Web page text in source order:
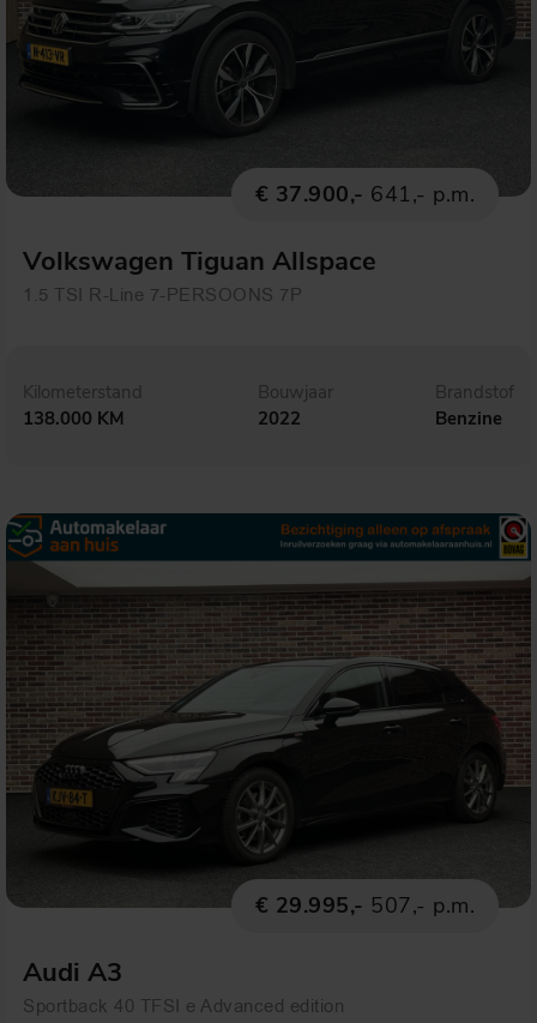
€ 37.900,- 641,- p.m.
Volkswagen Tiguan Allspace
1.5 TSI R-Line 7-PERSOONS 7P
Kilometerstand
138.000 KM
Bouwjaar
2022
Brandstof
Benzine
€ 29.995,- 507,- p.m.
Audi A3
Sportback 40 TFSI e Advanced edition